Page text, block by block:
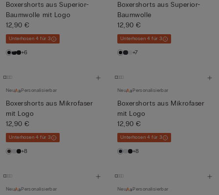
Boxershorts aus Superior-
Baumwolle mit Logo
12,90 €
Unterhosen 4 für 3
+6
Boxershorts aus Superior-
Baumwolle
12,90 €
Unterhosen 4 für 3
+7
Neu Personalisierbar
Boxershorts aus Mikrofaser
mit Logo
12,90 €
Unterhosen 4 für 3
+8
Neu Personalisierbar
Boxershorts aus Mikrofaser
mit Logo
12,90 €
Unterhosen 4 für 3
+8
Neu Personalisierbar Neu Personalisierbar